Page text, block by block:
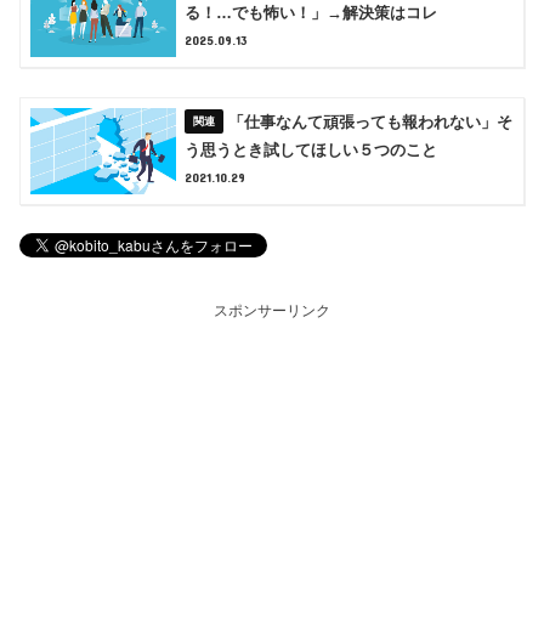
る！…でも怖い！」→解決策はコレ
2025.09.13
「仕事なんて頑張っても報われない」そ
う思うとき試してほしい５つのこと
2021.10.29
スポンサーリンク